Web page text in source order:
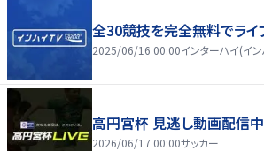
全30競技を完全無料でライ
2025/06/16 00:00インターハイ(イ
高円宮杯 見逃し動画配信中
2026/06/17 00:00サッカー